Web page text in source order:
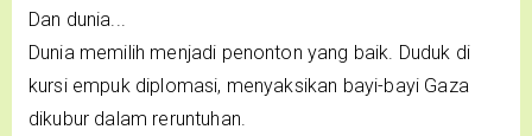
Dan dunia...
Dunia memilih menjadi penonton yang baik. Duduk di
kursi empuk diplomasi, menyaksikan bayi-bayi Gaza
dikubur dalam reruntuhan.